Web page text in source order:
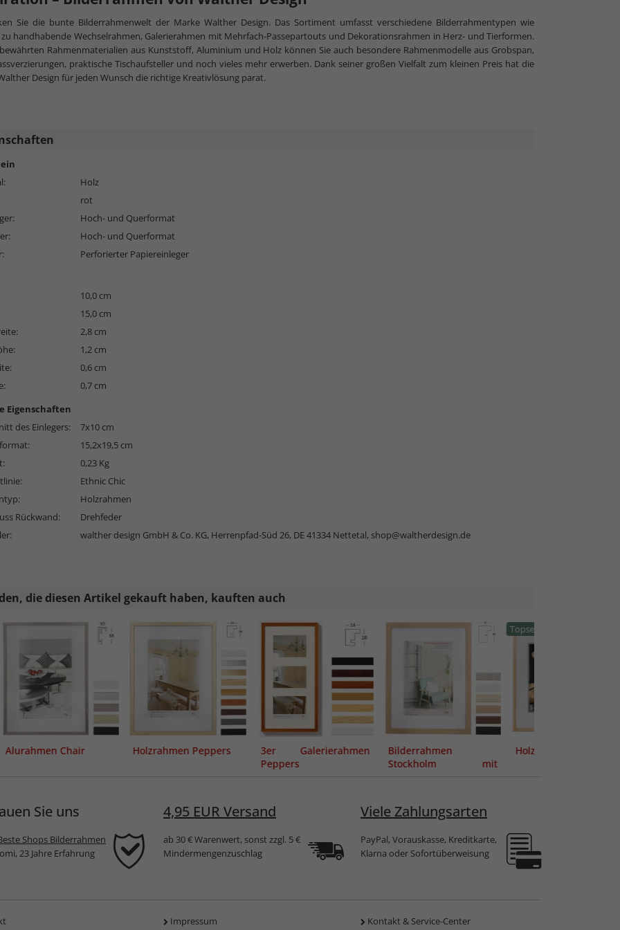
Sie die bunte Bilderrahmenwelt der Marke Walther Design. Das Sortiment umfasst verschiedene Bilderrahmentypen wie
handhabende Wechselrahmen, Galerierahmen mit Mehrfach-Passepartouts und Dekorationsrahmen in Herz- und Tierformen.
Rahmenmaterialien aus Kunststoff, Aluminium und Holz können Sie auch besondere Rahmenmodelle aus Grobspan,
praktische Tischaufsteller und noch vieles mehr erwerben. Dank seiner großen Vielfalt zum kleinen Preis hat die
Design für jeden Wunsch die richtige Kreativlösung parat.
Holz
rot
Hoch- und Querformat
Hoch- und Querformat
Perforierter Papiereinleger
10,0 cm
15,0 cm
2,8 cm
1,2 cm
0,6 cm
0,7 cm
Eigenschaften
des Einlegers:
7x10 cm
15,2x19,5 cm
0,23 Kg
Ethnic Chic
Holzrahmen
Rückwand:
Drehfeder
walther design GmbH & Co. KG, Herrenpfad-Süd 26, DE 41334 Nettetal, shop@waltherdesign.de
die diesen Artikel gekauft haben, kauften auch
Alurahmen Chair Holzrahmen Peppers
3er Galerierahmen
Peppers
Bilderrahmen
Stockholm mit
Topseller
Holzrahmen Nature
Sie uns
Shops Bilderrahmen
23 Jahre Erfahrung
4,95 EUR Versand
ab 30 € Warenwert, sonst zzgl. 5 €
Mindermengenzuschlag
Viele Zahlungsarten
PayPal, Vorauskasse, Kreditkarte,
Klarna oder Sofortüberweisung
Impressum
Kontakt & Service-Center